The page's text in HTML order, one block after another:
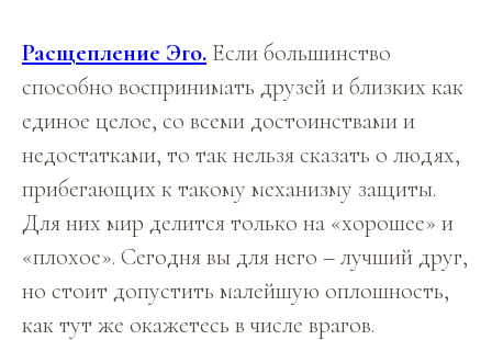
Расщепление Эго. Если большинство
способно воспринимать друзей и близких как
единое целое, со всеми достоинствами и
недостатками, то так нельзя сказать о людях,
прибегающих к такому механизму защиты.
Для них мир делится только на «хорошее» и
«плохое». Сегодня вы для него – лучший друг,
но стоит допустить малейшую оплошность,
как тут же окажетесь в числе врагов.